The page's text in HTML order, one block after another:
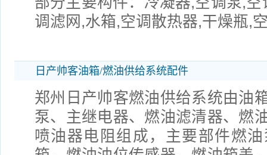
调滤网,水箱,空调散热器,干燥瓶,
日产帅客油箱/燃油供给系统配件
郑州日产帅客燃油供给系统由油
泵、主继电器、燃油滤清器、燃
喷油器电阻组成，主要部件燃